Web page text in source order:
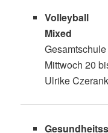
Volleyball
Mixed
Mittwoch 20
Ulrike